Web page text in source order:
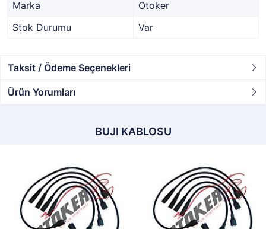
Marka
Otoker
Stok Durumu
Var
Taksit / Ödeme Seçenekleri
Ürün Yorumları
BUJI KABLOSU